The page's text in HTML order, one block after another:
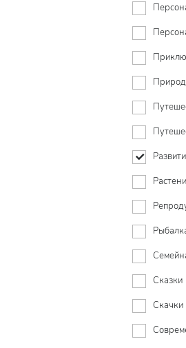
Сказки
Скачки